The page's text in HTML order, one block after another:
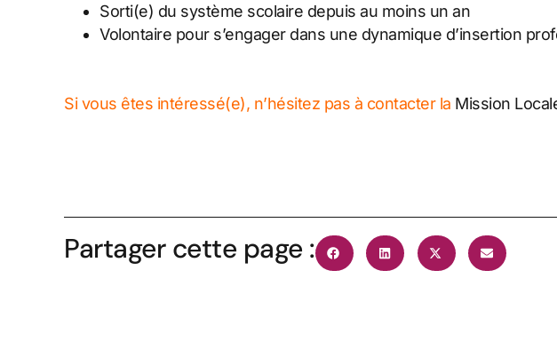
Sorti(e) du système scolaire depuis au moins un an
Volontaire pour s’engager dans une dynamique d’insertion
Si vous êtes intéressé(e), n’hésitez pas à contacter la Mission
Partager cette page :